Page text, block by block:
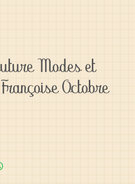
Modes et
Octobre